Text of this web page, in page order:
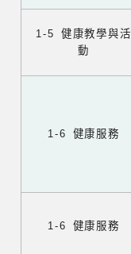
1-5 健康教學與活
動
1-6 健康服務
1-6 健康服務